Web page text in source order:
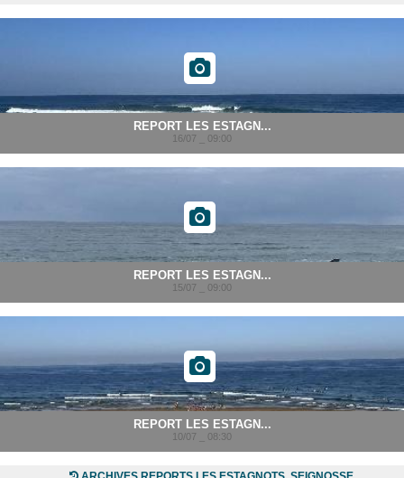
REPORT LES ESTAGN...
16/07 _ 09:00
REPORT LES ESTAGN...
15/07 _ 09:00
REPORT LES ESTAGN...
10/07 _ 08:30